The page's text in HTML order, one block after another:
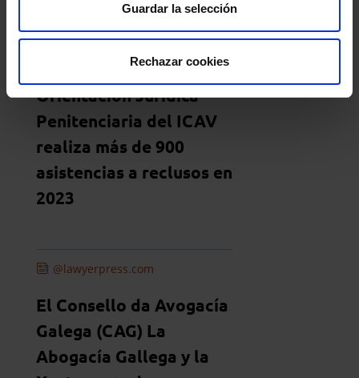
Guardar la selección
Rechazar cookies
@lawyerpress.com
El Servicio de
Orientación Jurídica
Penitenciaria del ICAV
realiza más de 900
asistencias a reclusos en
2023
@lawyerpress.com
El Consello da Avogacía
Galega (CAG) La
Abogacía Gallega y la